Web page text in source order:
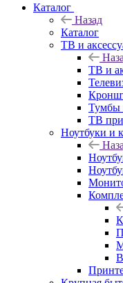
Каталог
Назад
Каталог
ТВ и
ТВ и
Тумбы
ТВ
Ноутбуки и